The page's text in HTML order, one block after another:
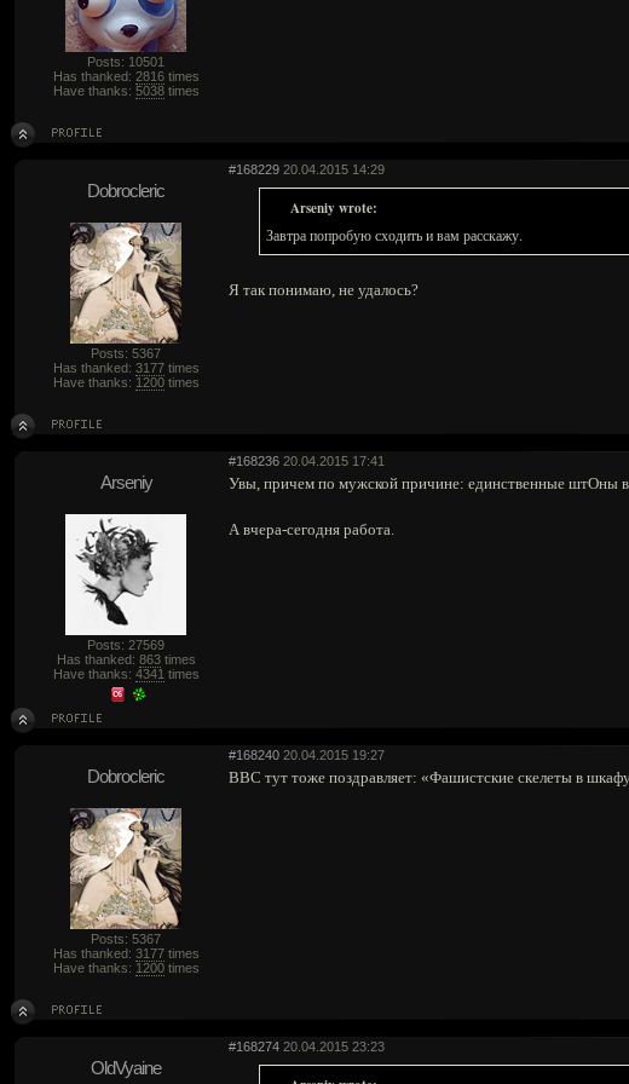
Posts: 10501
Has thanked: 2816times
Have thanks: 5038times
#168229 20.04.2015 14:29
Dobrocleric
Posts: 5367
Has thanked: 3177times
Have thanks: 1200times
Arseniy wrote:
Завтра попробую сходить и вам расскажу.
Я так понимаю, не удалось?
#168236 20.04.2015 17:41
Arseniy
Posts: 27569
Has thanked: 863times
Have thanks: 4341 times
Увы, причем по мужской причине: единственные штОны в
А вчера-сегодня работа.
#168240 20.04.2015 19:27
Dobrocleric
Posts: 5367
Has thanked: 3177times
Have thanks: 1200times
BBC тут тоже поздравляет: «Фашистские скелеты в
#168274 20.04.2015 23:23
OldVyaine